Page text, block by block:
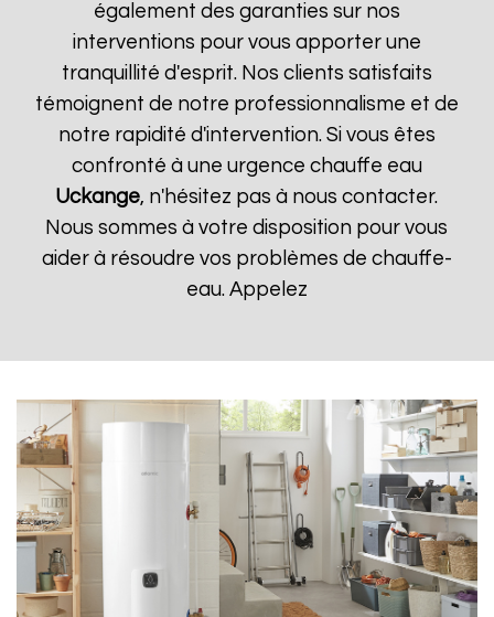
également des garanties sur nos
interventions pour vous apporter une
tranquillité d'esprit. Nos clients satisfaits
témoignent de notre professionnalisme et de
notre rapidité d'intervention. Si vous êtes
confronté à une urgence chauffe eau
Uckange, n'hésitez pas à nous contacter.
Nous sommes à votre disposition pour vous
aider à résoudre vos problèmes de chauffe-
eau. Appelez